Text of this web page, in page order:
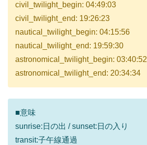
civil_twilight_begin: 04:49:03
civil_twilight_end: 19:26:23
nautical_twilight_begin: 04:15:56
nautical_twilight_end: 19:59:30
astronomical_twilight_begin: 03:40:52
astronomical_twilight_end: 20:34:34
■意味
sunrise:日の出 / sunset:日の入り
transit:子午線通過